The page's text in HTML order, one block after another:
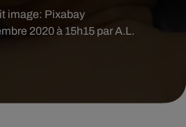
2020 à 15h15 par A.L.
image: Pixabay